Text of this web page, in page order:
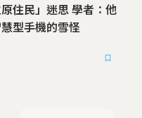
」迷思 學者：他
型手機的雪怪